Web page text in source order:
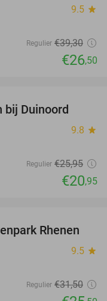
9.5 star
Regulier €39,30
€26,50
bij Duinoord
9.8 star
Regulier €25,95
€20,95
19%
Rhenen
9.5 star
Regulier €31,50